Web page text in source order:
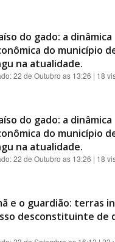
do gado: a dinâmica
do município
na atualidade.
22 de Outubro as 13:26 | 18
do gado: a dinâmica
do município
na atualidade.
22 de Outubro as 13:26 | 18
e o guardião: terras
desconstituinte de